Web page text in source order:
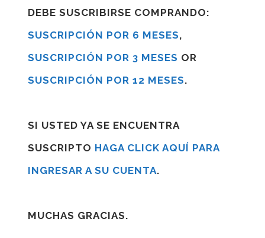
DEBE SUSCRIBIRSE COMPRANDO:
SUSCRIPCIÓN POR 6 MESES,
SUSCRIPCIÓN POR 3 MESES OR
SUSCRIPCIÓN POR 12 MESES.
SI USTED YA SE ENCUENTRA
SUSCRIPTO HAGA CLICK AQUÍ PARA
INGRESAR A SU CUENTA.
MUCHAS GRACIAS.